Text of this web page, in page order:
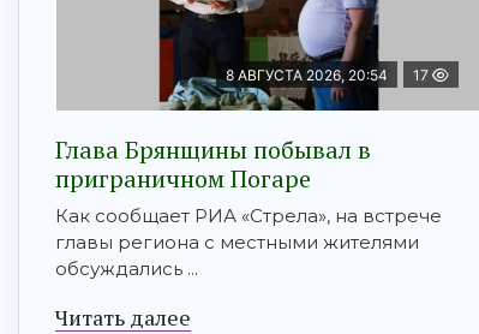
8 АВГУСТА 2026, 20:54 17
Глава Брянщины побывал в
приграничном Погаре
Как сообщает РИА «Стрела», на встрече
главы региона с местными жителями
обсуждались ...
Читать далее